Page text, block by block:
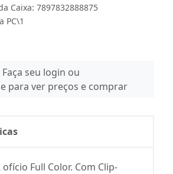
Caixa: 7897832888875
PC\1
Faça seu login ou
para ver preços e comprar
Full Color. Com Clip-